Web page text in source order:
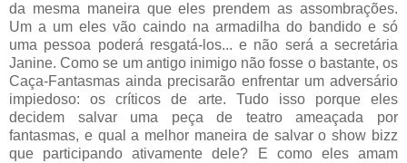
da mesma maneira que eles prendem as assombrações.
Um a um eles vão caindo na armadilha do bandido e só
uma pessoa poderá resgatá-los... e não será a secretária
Janine. Como se um antigo inimigo não fosse o bastante, os
Caça-Fantasmas ainda precisarão enfrentar um adversário
impiedoso: os críticos de arte. Tudo isso porque eles
decidem salvar uma peça de teatro ameaçada por
fantasmas, e qual a melhor maneira de salvar o show bizz
que participando ativamente dele? E como eles amam